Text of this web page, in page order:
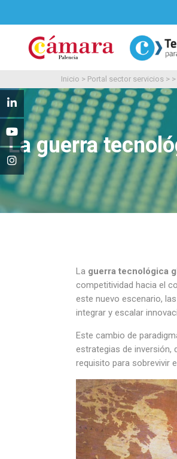
Inicio > Portal sector servicios > >
La guerra
La guerra tecnológica
competitividad hacia el
este nuevo escenario,
integrar y escalar
Este cambio de
estrategias de inversión,
requisito para sobrevivir